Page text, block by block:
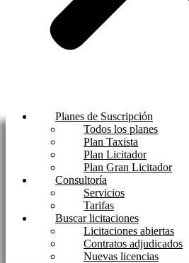
Planes de Suscripción
Todos los planes
Plan Taxista
Plan Licitador
Plan Gran Licitador
Consultoría
Servicios
Tarifas
Buscar licitaciones
Licitaciones abiertas
Contratos adjudicados
Nuevas licencias